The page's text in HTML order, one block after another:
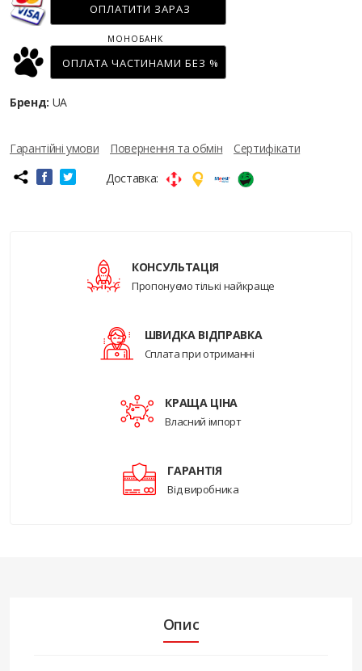
ОПЛАТИТИ ЗАРАЗ
ОПЛАТА ЧАСТИНАМИ БЕЗ %
МОНОБАНК
Бренд: UA
Гарантійні умови Повернення та обмін
Сертифікати
Доставка:
КОНСУЛЬТАЦІЯ
Пропонуємо тількі найкраще
ШВИДКА ВІДПРАВКА
Сплата при отриманні
КРАЩА ЦІНА
Власний імпорт
ГАРАНТІЯ
Від виробника
Опис